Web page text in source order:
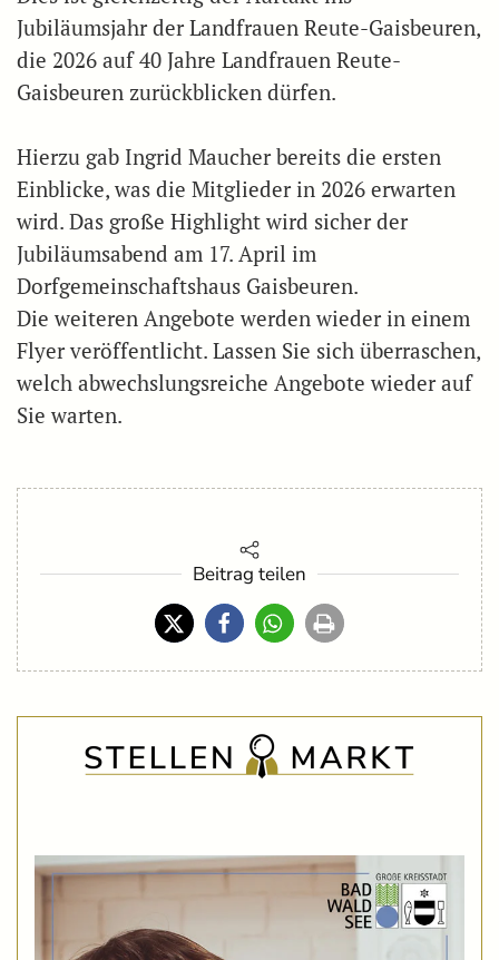
Jubiläumsjahr der Landfrauen Reute-Gaisbeuren,
die 2026 auf 40 Jahre Landfrauen Reute-
Gaisbeuren zurückblicken dürfen.
Hierzu gab Ingrid Maucher bereits die ersten
Einblicke, was die Mitglieder in 2026 erwarten
wird. Das große Highlight wird sicher der
Jubiläumsabend am 17. April im
Dorfgemeinschaftshaus Gaisbeuren.
Die weiteren Angebote werden wieder in einem
Flyer veröffentlicht. Lassen Sie sich überraschen,
welch abwechslungsreiche Angebote wieder auf
Sie warten.
Beitrag teilen